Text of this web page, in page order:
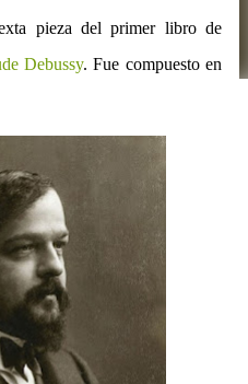
pieza del primer libro de
Debussy. Fue compuesto en